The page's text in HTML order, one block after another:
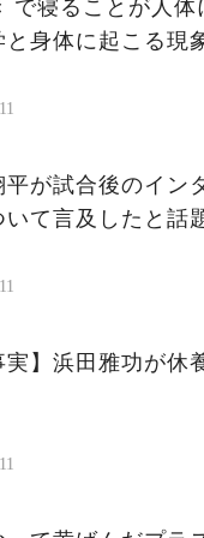
で寝ることが人
と身体に起こる
平が試合後のイン
いて言及したと話
実】浜田雅功が